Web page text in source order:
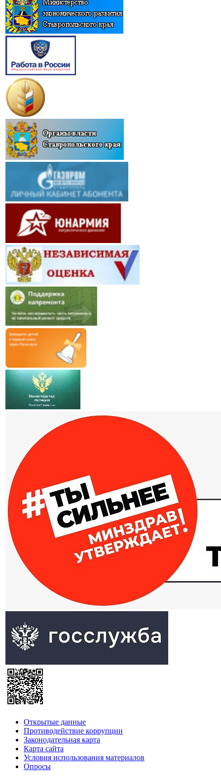
Открытые данные
Противодействие коррупции
Законодательная карта
Карта сайта
Условия использования материалов
Опросы